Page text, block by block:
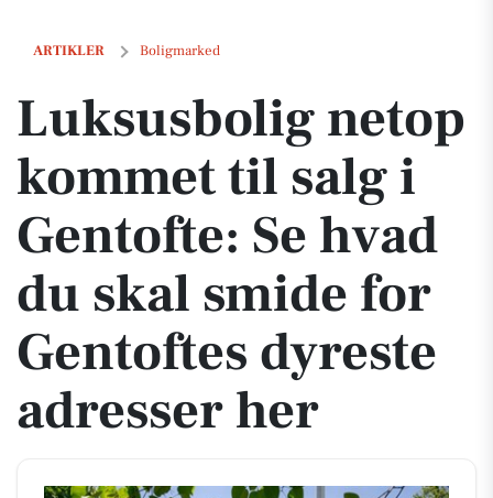
ARTIKLER Boligmarked
Luksusbolig netop kommet til salg i Gentofte: Se hvad du skal
Luksusbolig netop
kommet til salg i
Gentofte: Se hvad
du skal smide for
Gentoftes dyreste
adresser her